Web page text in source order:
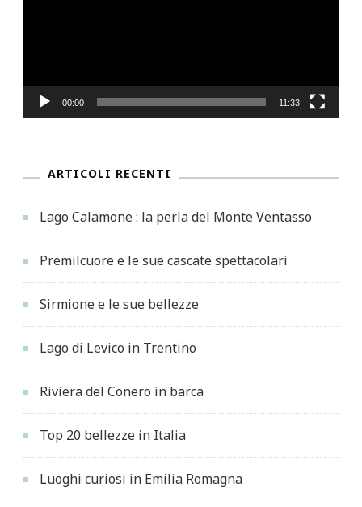
00:00 11:33
ARTICOLI RECENTI
Lago Calamone : la perla del Monte Ventasso
Premilcuore e le sue cascate spettacolari
Sirmione e le sue bellezze
Lago di Levico in Trentino
Riviera del Conero in barca
Top 20 bellezze in Italia
Luoghi curiosi in Emilia Romagna